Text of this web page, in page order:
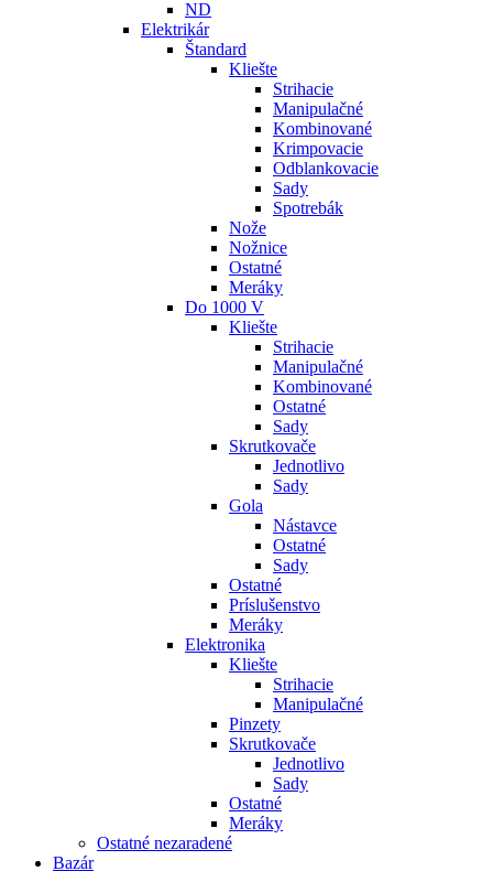
ND
Elektrikár
Štandard
Kliešte
Strihacie
Manipulačné
Kombinované
Krimpovacie
Odblankovacie
Sady
Spotrebák
Nože
Nožnice
Ostatné
Meráky
Do 1000 V
Kliešte
Strihacie
Manipulačné
Kombinované
Ostatné
Sady
Skrutkovače
Jednotlivo
Sady
Gola
Nástavce
Ostatné
Sady
Ostatné
Príslušenstvo
Meráky
Elektronika
Kliešte
Strihacie
Manipulačné
Pinzety
Skrutkovače
Jednotlivo
Sady
Ostatné
Meráky
Ostatné nezaradené
Bazár